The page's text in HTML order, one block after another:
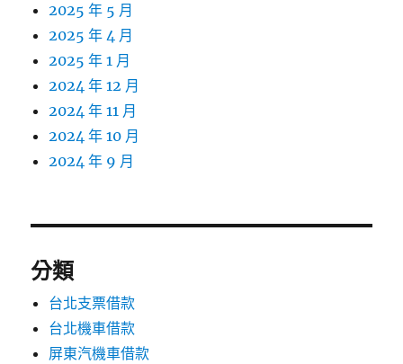
2025 年 5 月
2025 年 4 月
2025 年 1 月
2024 年 12 月
2024 年 11 月
2024 年 10 月
2024 年 9 月
分類
台北支票借款
台北機車借款
屏東汽機車借款